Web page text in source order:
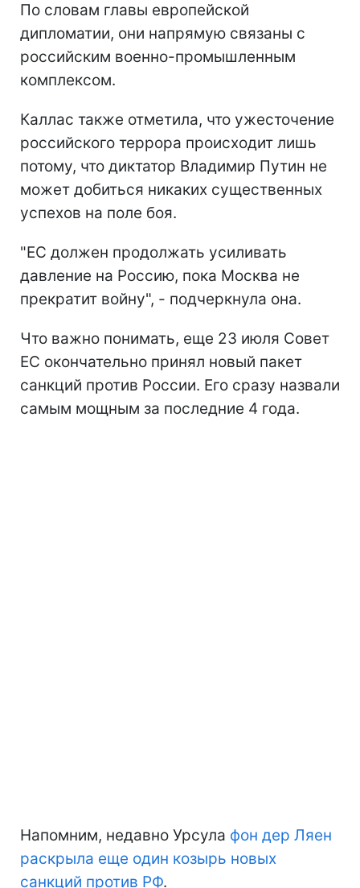
По словам главы европейской
дипломатии, они напрямую связаны с
российским военно-промышленным
комплексом.
Каллас также отметила, что ужесточение
российского террора происходит лишь
потому, что диктатор Владимир Путин не
может добиться никаких существенных
успехов на поле боя.
"ЕС должен продолжать усиливать
давление на Россию, пока Москва не
прекратит войну", - подчеркнула она.
Что важно понимать, еще 23 июля Совет
ЕС окончательно принял новый пакет
санкций против России. Его сразу назвали
самым мощным за последние 4 года.
Напомним, недавно Урсула фон дер Ляен
раскрыла еще один козырь новых
санкций против РФ.